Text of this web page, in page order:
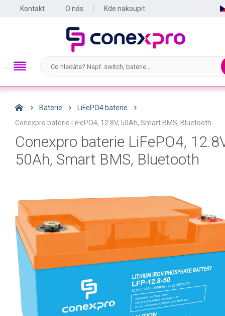
Kontakt O nás Kde nakoupit
Baterie
LiFePO4 baterie
Conexpro baterie LiFePO4, 12.8V, 50Ah, Smart BMS, Bluetooth
Conexpro baterie LiFePO4,
50Ah, Smart BMS, Bluetooth